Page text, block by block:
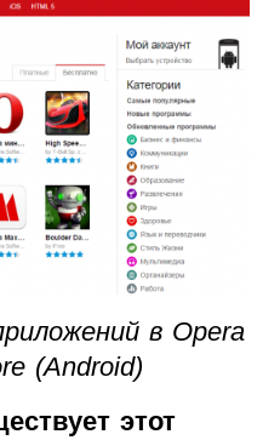
в Opera
(Android)
этот